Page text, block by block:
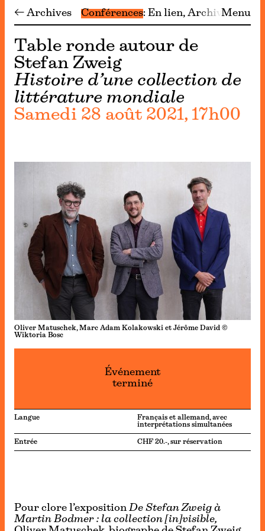
← Archives Conférences En lien ArchivesMenu
Table ronde autour de
Stefan Zweig
Histoire d’une collection de
littérature mondiale
Samedi 28 août 2021, 17h00
Oliver Matuschek, Marc Adam Kolakowski et Jérôme David ©
Wiktoria Bosc
Événement
terminé
Langue
Français et allemand, avec
interprétations simultanées
Entrée CHF 20.-, sur réservation
Pour clore l’exposition De Stefan Zweig à
Martin Bodmer : la collection [in]visible,